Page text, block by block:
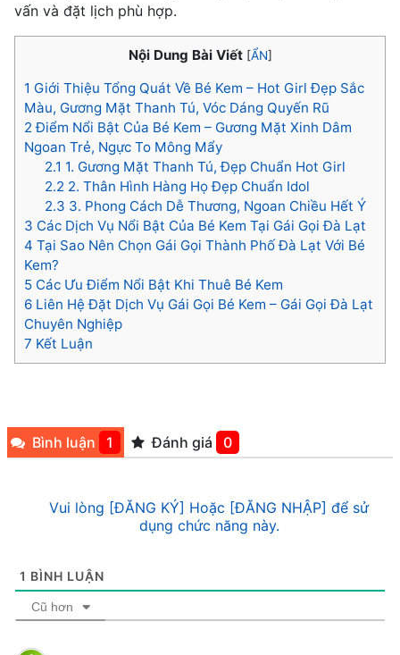
vấn và đặt lịch phù hợp.
Nội Dung Bài Viết [ẨN]
1 Giới Thiệu Tổng Quát Về Bé Kem – Hot Girl Đẹp Sắc
Màu, Gương Mặt Thanh Tú, Vóc Dáng Quyến Rũ
2 Điểm Nổi Bật Của Bé Kem – Gương Mặt Xinh Dâm
Ngoan Trẻ, Ngực To Mông Mẩy
2.1 1. Gương Mặt Thanh Tú, Đẹp Chuẩn Hot Girl
2.2 2. Thân Hình Hàng Họ Đẹp Chuẩn Idol
2.3 3. Phong Cách Dễ Thương, Ngoan Chiều Hết Ý
3 Các Dịch Vụ Nổi Bật Của Bé Kem Tại Gái Gọi Đà Lạt
4 Tại Sao Nên Chọn Gái Gọi Thành Phố Đà Lạt Với Bé
Kem?
5 Các Ưu Điểm Nổi Bật Khi Thuê Bé Kem
6 Liên Hệ Đặt Dịch Vụ Gái Gọi Bé Kem – Gái Gọi Đà Lạt
Chuyên Nghiệp
7 Kết Luận
Bình luận 1 Đánh giá 0
Vui lòng [ĐĂNG KÝ] Hoặc [ĐĂNG NHẬP] để sử
dụng chức năng này.
1 BÌNH LUẬN
Cũ hơn